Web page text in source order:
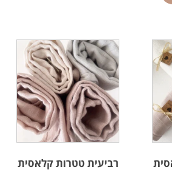
רביעית טטרות קלאסית